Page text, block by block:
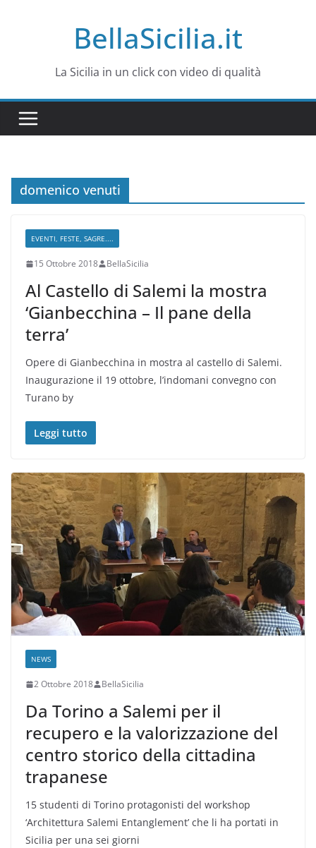
BellaSicilia.it
La Sicilia in un click con video di qualità
domenico venuti
EVENTI, FESTE, SAGRE....
15 Ottobre 2018 BellaSicilia
Al Castello di Salemi la mostra
‘Gianbecchina – Il pane della
terra’
Opere di Gianbecchina in mostra al castello di Salemi.
Inaugurazione il 19 ottobre, l’indomani convegno con
Turano by
Leggi tutto
NEWS
2 Ottobre 2018 BellaSicilia
Da Torino a Salemi per il
recupero e la valorizzazione del
centro storico della cittadina
trapanese
15 studenti di Torino protagonisti del workshop
‘Architettura Salemi Entanglement’ che li ha portati in
Sicilia per una sei giorni